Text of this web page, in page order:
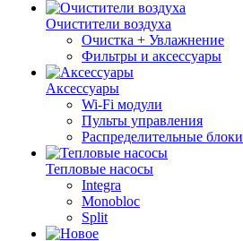
Очистители воздуха
Очистка + Увлажнение
Фильтры и аксессуары
Аксессуары
Wi-Fi модули
Пульты управления
Распределительные блоки
Тепловые насосы
Integra
Monobloc
Split